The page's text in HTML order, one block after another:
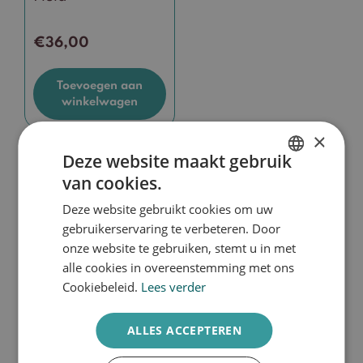
€36,00
Toevoegen aan
winkelwagen
Huidtype
Acne
Doffe huid
Gevoelige huid
Pigment
Verouderde huid
×
Deze website maakt gebruik
van cookies.
Deze website gebruikt cookies om uw
gebruikerservaring te verbeteren. Door
onze website te gebruiken, stemt u in met
alle cookies in overeenstemming met ons
Cookiebeleid. Lees verder
ALLES ACCEPTEREN